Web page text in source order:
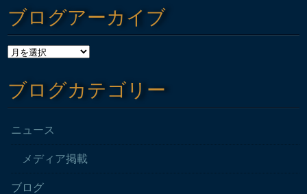
ブログアーカイブ
ブログカテゴリー
ニュース
メディア掲載
ブログ